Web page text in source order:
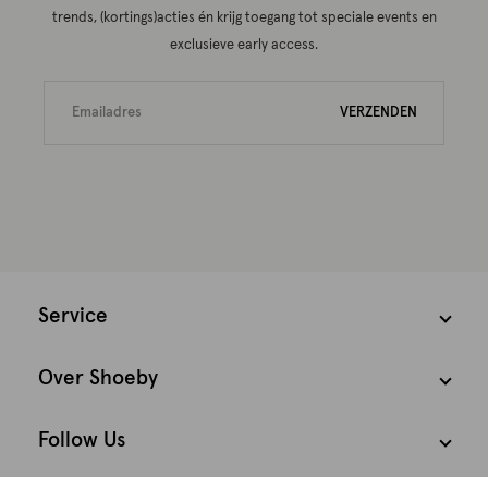
trends, (kortings)acties én krijg toegang tot speciale events en
exclusieve early access.
VERZENDEN
Service
Over Shoeby
Follow Us